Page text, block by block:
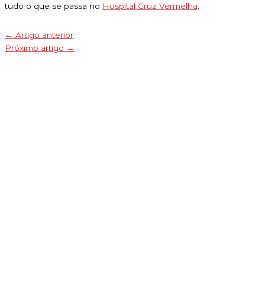
tudo o que se passa no Hospital Cruz Vermelha
← Artigo anterior
Próximo artigo →